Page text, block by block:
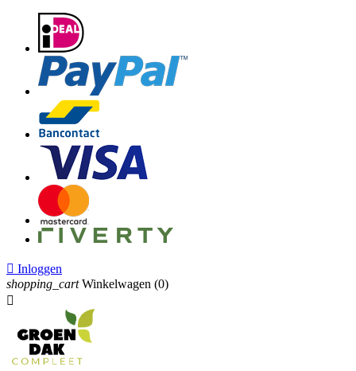
 Inloggen
shopping_cart Winkelwagen (0)
